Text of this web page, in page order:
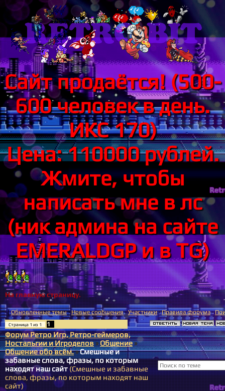
Сайт продаётся! (500-
600 человек в день.
ИКС 170)
Цена: 110000 рублей.
Жмите, чтобы
написать мне в лс
(ник админа на сайте
EMERALDGP и в TG)
На главную страницу.
[Обновленные темы·Новые сообщения·Участники·Правила форума·
Страница 1 из 1 1
Форум Ретро Игр, Ретро-геймеров,
Ностальгии и Игроделов»Общение»
Общение обо всём.»Смешные и
забавные слова, фразы, по которым
находят наш сайт(Смешные и забавные
слова, фразы, по которым находят наш
сайт)